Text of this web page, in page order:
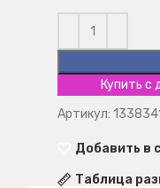
Купить с
Артикул:
Добавить в
Таблица